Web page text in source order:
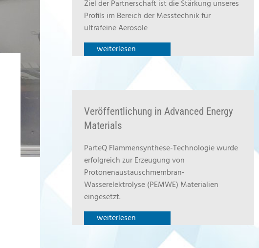
Ziel der Partnerschaft ist die Stärkung unseres
Profils im Bereich der Messtechnik für
ultrafeine Aerosole
weiterlesen
Veröffentlichung in Advanced Energy
Materials
ParteQ Flammensynthese-Technologie wurde
erfolgreich zur Erzeugung von
Protonenaustauschmembran-
Wasserelektrolyse (PEMWE) Materialien
eingesetzt.
weiterlesen